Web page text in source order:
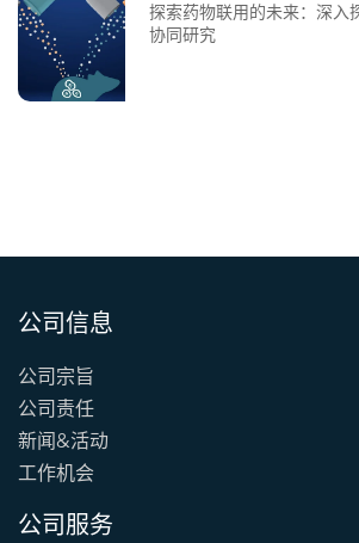
探索药物联用的未来：深入
协同研究
公司信息
公司宗旨
公司责任
新闻&活动
工作机会
公司服务